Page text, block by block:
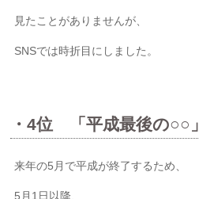
見たことがありませんが、
SNSでは時折目にしました。
・4位 「平成最後の○○」
来年の5月で平成が終了するため、
5月1日以降、